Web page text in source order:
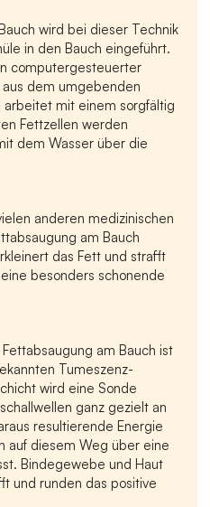
wird bei dieser Technik
in den Bauch eingeführt.
computergesteuerter
dem umgebenden
mit einem sorgfältig
Fettzellen werden
dem Wasser über die
anderen medizinischen
am Bauch
das Fett und strafft
besonders schonende
am Bauch ist
Tumeszenz-
wird eine Sonde
ganz gezielt an
resultierende Energie
auf diesem Weg über eine
Bindegewebe und Haut
und runden das positive